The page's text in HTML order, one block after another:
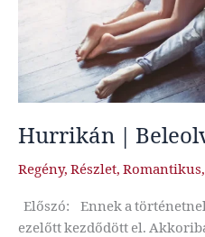
Hurrikán |
Regény, Részlet, Romantikus,
Előszó: Ennek a
ezelőtt kezdődött el.